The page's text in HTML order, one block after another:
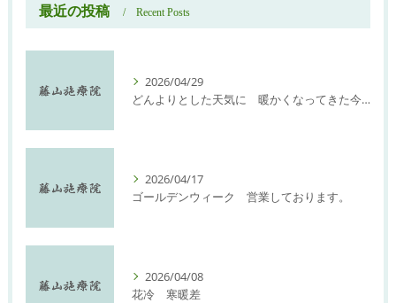
最近の投稿 Recent Posts
2026/04/29
どんよりとした天気に 暖かくなってきた今日此の頃
2026/04/17
ゴールデンウィーク 営業しております。
2026/04/08
花冷 寒暖差